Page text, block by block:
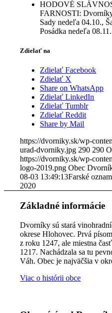
HODOVÉ
FARNOSTI:
Sady nedeľa 04.10.,
Posádka nedeľa
Zdielať na
Zdielať Facebook
Zdielať X
Share on WhatsApp
Zdielať LinkedIn
Zdielať Tumblr
Zdielať Reddit
Share by Mail
https://dvorniky.sk/wp-
urad-dvorniky.jpg 290 290
https://dvorniky.sk/wp-
logo-2019.png Obec
08-03 13:49:13Farské
2020
Základné informácie
Dvorníky sú stará
okrese Hlohovec. Prvá
z roku 1247, ale miestna
1217. Nachádzala sa tu
Váh. Obec je najväčšia v
Viac o histórii obce